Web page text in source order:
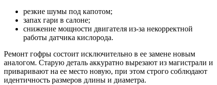
резкие шумы под капотом;
запах гари в салоне;
снижение мощности двигателя из-за некорректной
работы датчика кислорода.
Ремонт гофры состоит исключительно в ее замене новым
аналогом. Старую деталь аккуратно вырезают из магистрали и
приваривают на ее место новую, при этом строго соблюдают
идентичность размеров длины и диаметра.